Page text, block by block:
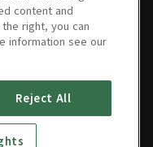
202607/02/202607/01/2026
content and
right, you can
information see our
Reject All